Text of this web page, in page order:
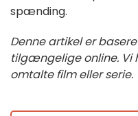
spænding.
Denne artikel er
tilgængelige online. Vi
omtalte film eller serie.